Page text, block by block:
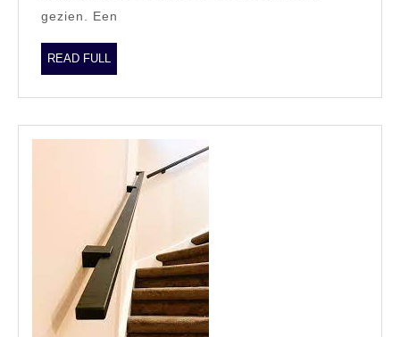
gezien. Een
READ FULL
FULL